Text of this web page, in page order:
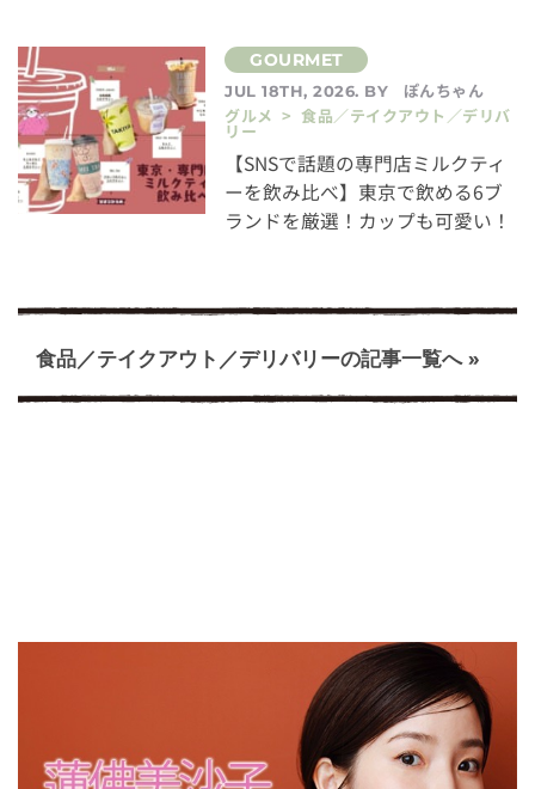
JUL 18TH, 2026. BY
ぽんちゃん
グルメ > 食品／テイクアウト／デリバ
リー
【SNSで話題の専門店ミルクティ
ーを飲み比べ】東京で飲める6ブ
ランドを厳選！カップも可愛い！
食品／テイクアウト／デリバリーの記事一覧へ »